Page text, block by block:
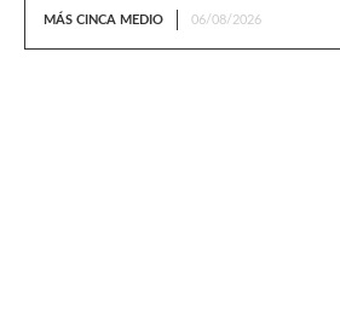
MÁS CINCA MEDIO 06/08/2026